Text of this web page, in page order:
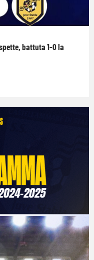
battuta 1-0 la